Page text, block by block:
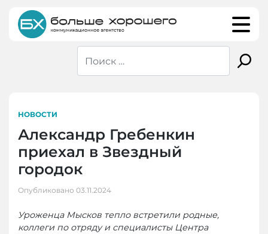
content
НОВОСТИ
Александр Гребенкин
приехал в Звездный
городок
Опубликовано 03.11.2024
Уроженца Мысков тепло встретили родные,
коллеги по отряду и специалисты Центра